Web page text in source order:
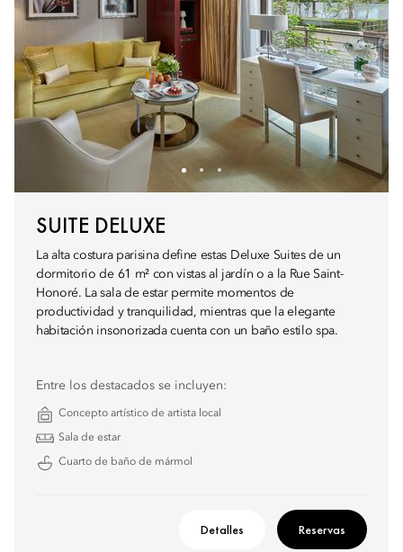
SUITE DELUXE
La alta costura parisina define estas Deluxe Suites de un
dormitorio de 61 m² con vistas al jardín o a la Rue Saint-
Honoré. La sala de estar permite momentos de
productividad y tranquilidad, mientras que la elegante
habitación insonorizada cuenta con un baño estilo spa.
Entre los destacados se incluyen:
Concepto artístico de artista local
Sala de estar
Cuarto de baño de mármol
Detalles Reservas